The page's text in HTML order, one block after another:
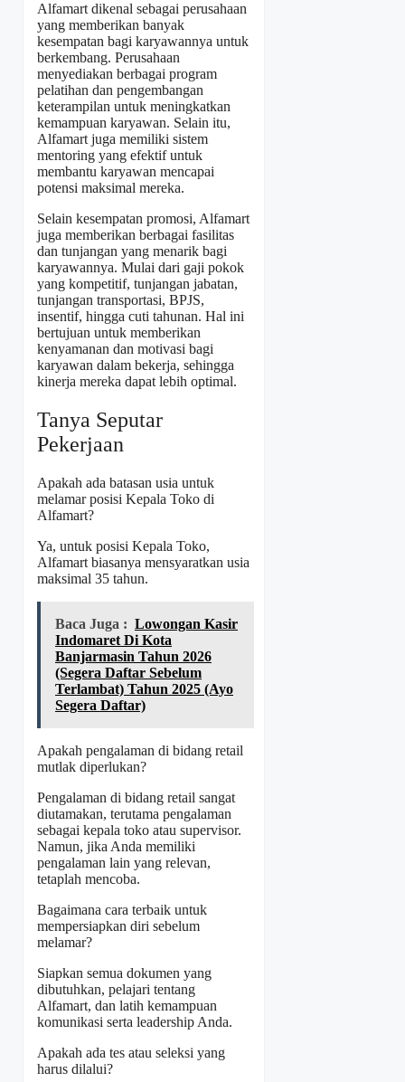
Alfamart dikenal sebagai perusahaan
yang memberikan banyak
kesempatan bagi karyawannya untuk
berkembang. Perusahaan
menyediakan berbagai program
pelatihan dan pengembangan
keterampilan untuk meningkatkan
kemampuan karyawan. Selain itu,
Alfamart juga memiliki sistem
mentoring yang efektif untuk
membantu karyawan mencapai
potensi maksimal mereka.
Selain kesempatan promosi, Alfamart
juga memberikan berbagai fasilitas
dan tunjangan yang menarik bagi
karyawannya. Mulai dari gaji pokok
yang kompetitif, tunjangan jabatan,
tunjangan transportasi, BPJS,
insentif, hingga cuti tahunan. Hal ini
bertujuan untuk memberikan
kenyamanan dan motivasi bagi
karyawan dalam bekerja, sehingga
kinerja mereka dapat lebih optimal.
Tanya Seputar
Pekerjaan
Apakah ada batasan usia untuk
melamar posisi Kepala Toko di
Alfamart?
Ya, untuk posisi Kepala Toko,
Alfamart biasanya mensyaratkan usia
maksimal 35 tahun.
Baca Juga : Lowongan Kasir
Indomaret Di Kota
Banjarmasin Tahun 2026
(Segera Daftar Sebelum
Terlambat) Tahun 2025 (Ayo
Segera Daftar)
Apakah pengalaman di bidang retail
mutlak diperlukan?
Pengalaman di bidang retail sangat
diutamakan, terutama pengalaman
sebagai kepala toko atau supervisor.
Namun, jika Anda memiliki
pengalaman lain yang relevan,
tetaplah mencoba.
Bagaimana cara terbaik untuk
mempersiapkan diri sebelum
melamar?
Siapkan semua dokumen yang
dibutuhkan, pelajari tentang
Alfamart, dan latih kemampuan
komunikasi serta leadership Anda.
Apakah ada tes atau seleksi yang
harus dilalui?